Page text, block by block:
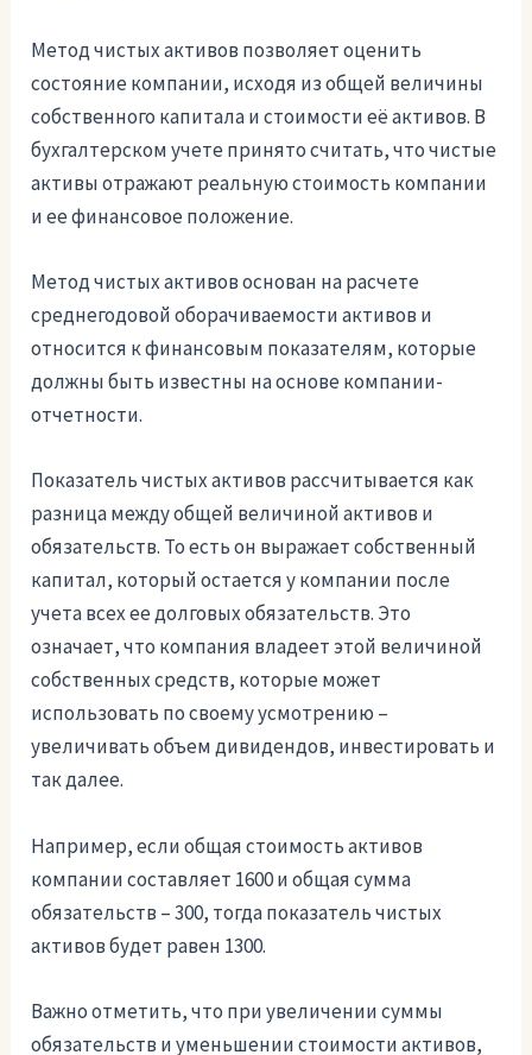
Метод чистых активов позволяет оценить
состояние компании, исходя из общей величины
собственного капитала и стоимости её активов. В
бухгалтерском учете принято считать, что чистые
активы отражают реальную стоимость компании
и ее финансовое положение.
Метод чистых активов основан на расчете
среднегодовой оборачиваемости активов и
относится к финансовым показателям, которые
должны быть известны на основе компании-
отчетности.
Показатель чистых активов рассчитывается как
разница между общей величиной активов и
обязательств. То есть он выражает собственный
капитал, который остается у компании после
учета всех ее долговых обязательств. Это
означает, что компания владеет этой величиной
собственных средств, которые может
использовать по своему усмотрению –
увеличивать объем дивидендов, инвестировать и
так далее.
Например, если общая стоимость активов
компании составляет 1600 и общая сумма
обязательств – 300, тогда показатель чистых
активов будет равен 1300.
Важно отметить, что при увеличении суммы
обязательств и уменьшении стоимости активов,